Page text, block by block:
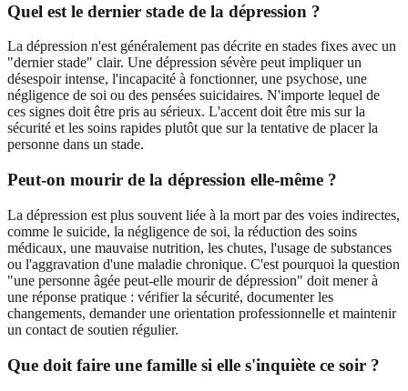
Quel est le dernier stade de la dépression ?
La dépression n'est généralement pas décrite en stades fixes avec un
"dernier stade" clair. Une dépression sévère peut impliquer un
désespoir intense, l'incapacité à fonctionner, une psychose, une
négligence de soi ou des pensées suicidaires. N'importe lequel de
ces signes doit être pris au sérieux. L'accent doit être mis sur la
sécurité et les soins rapides plutôt que sur la tentative de placer la
personne dans un stade.
Peut-on mourir de la dépression elle-même ?
La dépression est plus souvent liée à la mort par des voies indirectes,
comme le suicide, la négligence de soi, la réduction des soins
médicaux, une mauvaise nutrition, les chutes, l'usage de substances
ou l'aggravation d'une maladie chronique. C'est pourquoi la question
"une personne âgée peut-elle mourir de dépression" doit mener à
une réponse pratique : vérifier la sécurité, documenter les
changements, demander une orientation professionnelle et maintenir
un contact de soutien régulier.
Que doit faire une famille si elle s'inquiète ce soir ?